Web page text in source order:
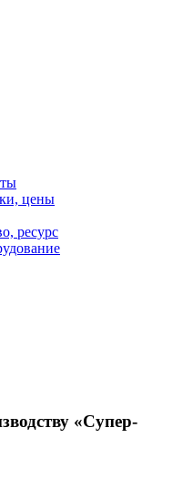
цены
ресурс
«Супер-